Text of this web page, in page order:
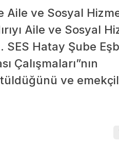
Aile ve Sosyal
Aile ve Sosyal
Hatay Şube
Çalışmaları”nın
ve